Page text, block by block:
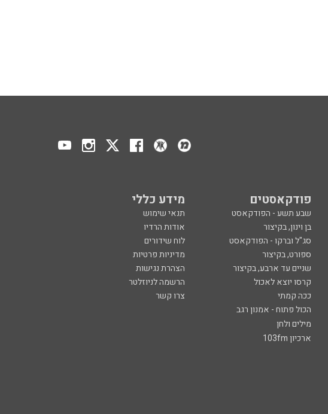
פודקאסטים מידע כללי
שבע תשע - הפודקאסט
תנאי שימוש
בן וינון, בקיצור
אודות הרדיו
סג"ל וברקו - הפודקאסט
לוח שידורים
ספורט, בקיצור
מדיניות פרטיות
שניים עד ארבע, בקיצור
הצהרת נגישות
קרסו יוצא לאכול
הרשמה לניוזלטר
ככה קמתי
צרו קשר
הכול פתוח - אמנון רגב
מילים ולחן
ארכיון 103fm